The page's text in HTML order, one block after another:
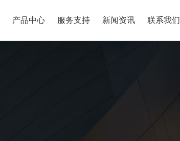
产品中心 服务支持 新闻资讯 联系我们